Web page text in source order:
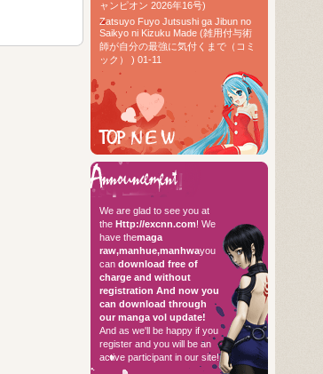
ャンピオン 2026年16号)
Zatsuyo Fuyo Jutsushi ga Jibun no
Saikyo ni Kizuku Made (雑用付与術
師が自分の最強に気付くまで（コミ
ック） ) 01-11
We are glad to see you at
theHttp://excnn.com! We
have themaga
raw,manhue,manhwayou
candownload free of
charge and without
registration And now you
can download through
our manga vol update!
And as we'll be happy if you
register and you will be an
active participant in our site!